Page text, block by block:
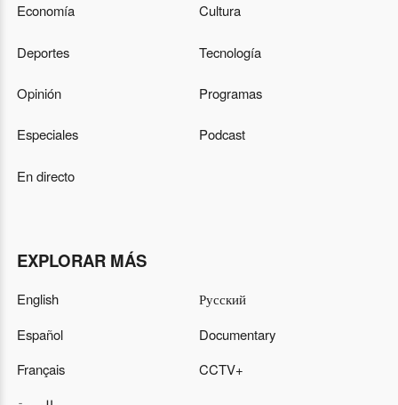
Economía Cultura
Deportes Tecnología
Opinión Programas
Especiales Podcast
En directo
EXPLORAR MÁS
English
Español
Français
Русский
Documentary
CCTV+